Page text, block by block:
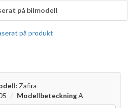
på bilmodell
på produkt
Zafira
ModellbeteckningA